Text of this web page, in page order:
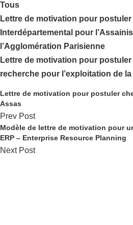
Tous
Lettre de motivation pour
Interdépartemental pour
l’Agglomération Parisienne
Lettre de motivation pour
recherche pour l’exploitation de la
Lettre de motivation pour postuler
Assas
Prev Post
Modèle de lettre de motivation pour
ERP – Enterprise Resource Planning
Next Post